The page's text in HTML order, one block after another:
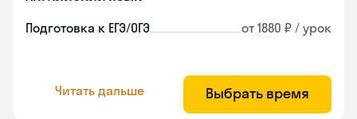
Подготовка к ЕГЭ/ОГЭ от 1880 ₽ / урок
Читать дальше Выбрать время